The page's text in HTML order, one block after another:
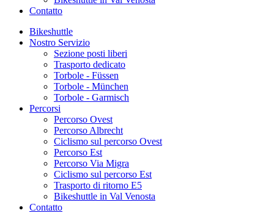
Contatto
Bikeshuttle
Nostro Servizio
Sezione posti liberi
Trasporto dedicato
Torbole - Füssen
Torbole - München
Torbole - Garmisch
Percorsi
Percorso Ovest
Percorso Albrecht
Ciclismo sul percorso Ovest
Percorso Est
Percorso Via Migra
Ciclismo sul percorso Est
Trasporto di ritorno E5
Bikeshuttle in Val Venosta
Contatto